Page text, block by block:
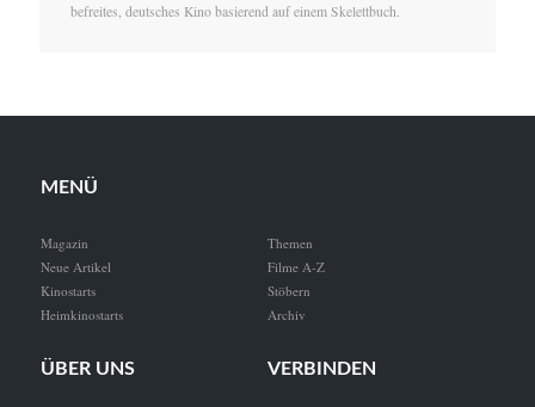
befreites, deutsches Kino basierend auf einem Skelettbuch.
MENÜ
Magazin
Neue Artikel
Kinostarts
Heimkinostarts
Themen
Filme A-Z
Stöbern
Archiv
ÜBER UNS VERBINDEN